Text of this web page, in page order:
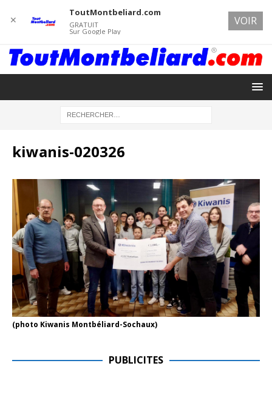
kiwanis-020326
(photo Kiwanis Montbéliard-Sochaux)
PUBLICITES
✕
ToutMontbeliard.com
GRATUIT
Sur Google Play
VOIR